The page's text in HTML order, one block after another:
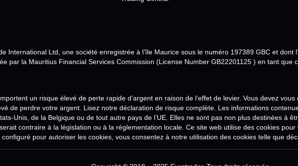
International Ltd, une société enregistrée à l’île Maurice sous le numéro 197389 GBC et dont
par la Mauritius Financial Services Commission (License Number GB22201125 ) en tant que
un risque élevé de perte rapide d’argent en raison de l’effet de levier. Vous devez
de perdre votre argent. Lisez notre déclaration de risque complète. Les informations
Unis, de la Belgique ou de tout autre pays de l’UE. Elles ne sont pas non plus destinées à
contraire à la législation ou à la réglementation locale. Ce site web utilise des cookies
pour autoriser les cookies, vous consentez à notre utilisation des cookies telle que